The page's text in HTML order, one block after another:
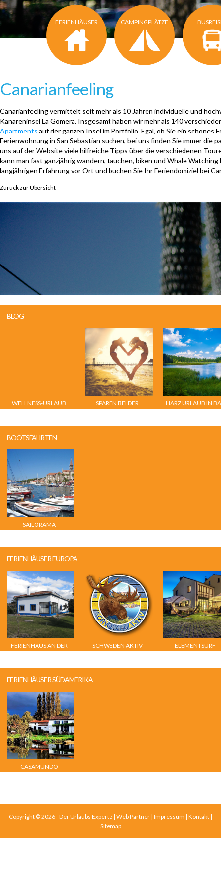
FERIENHÄUSER CAMPINGPLÄTZE
Canarianfeeling
Canarianfeeling vermittelt seit mehr als 10 Jahren individuelle und
Kanareninsel La Gomera. Insgesamt haben wir mehr als 140
Apartments auf der ganzen Insel im Portfolio. Egal, ob Sie ein schönes
Ferienwohnung in San Sebastian suchen, bei uns finden Sie immer die
uns auf der Website viele hilfreiche Tipps über die verschiedenen
kann man fast ganzjährig wandern, tauchen, biken und Whale
langjährigen Erfahrung vor Ort und buchen Sie Ihr Feriendomiziel bei
Zurück zur Übersicht
BLOG
WELLNESS-URLAUB
SPAREN BEI DER
HARZ URLAUB IN
BOOTSFAHRTEN
SAILORAMA
FERIENHÄUSER EUROPA
FERIENHAUS AN DER
SCHWEDEN AKTIV
ELEMENTSURF
FERIENHÄUSER SÜDAMERIKA
CASAMUNDO
Copyright © 2026 - Der Urlaubs Experte | Web Partner | Impressum | Kontakt |
Sitemap